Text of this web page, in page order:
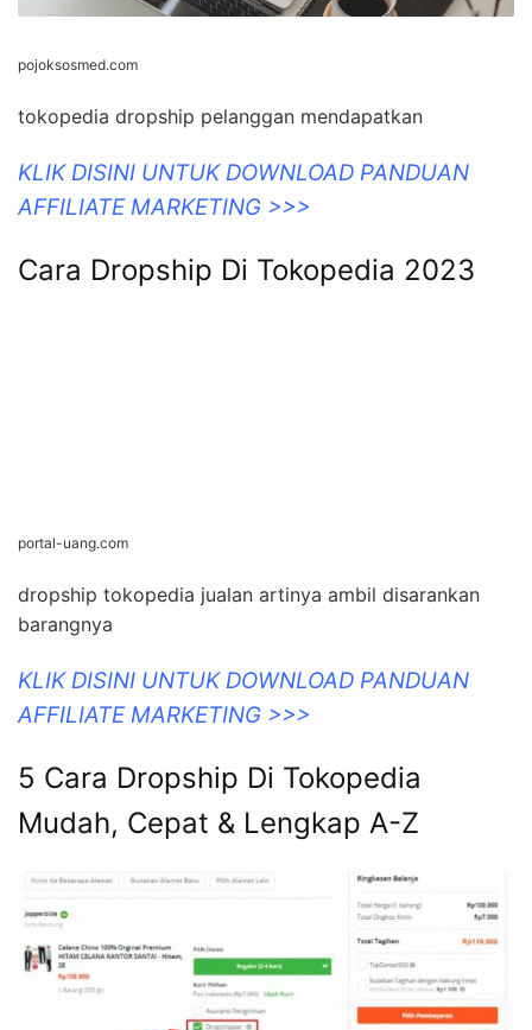
pojoksosmed.com
tokopedia dropship pelanggan mendapatkan
KLIK DISINI UNTUK DOWNLOAD PANDUAN
AFFILIATE MARKETING >>>
Cara Dropship Di Tokopedia 2023
portal-uang.com
dropship tokopedia jualan artinya ambil disarankan
barangnya
KLIK DISINI UNTUK DOWNLOAD PANDUAN
AFFILIATE MARKETING >>>
5 Cara Dropship Di Tokopedia
Mudah, Cepat & Lengkap A-Z